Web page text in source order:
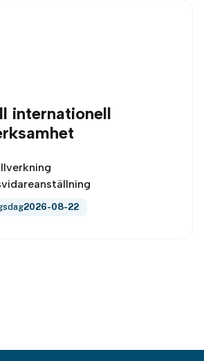
internationell
2026-08-22